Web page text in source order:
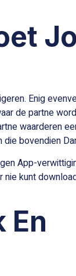
Enig
de partne
waarderen
bovendien
App-
kunt
En